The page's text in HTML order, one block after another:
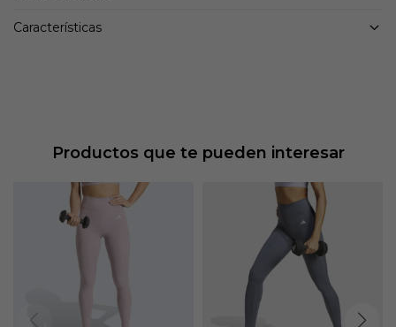
Características
Productos que te pueden interesar